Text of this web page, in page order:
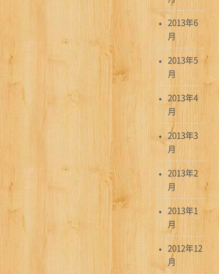
2013年6
月
2013年5
月
2013年4
月
2013年3
月
2013年2
月
2013年1
月
2012年12
月